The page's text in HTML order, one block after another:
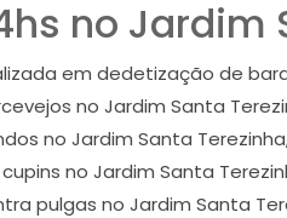
no Jardim
em dedetização de
no Jardim Santa
no Jardim Santa
no Jardim Santa
pulgas no Jardim Santa